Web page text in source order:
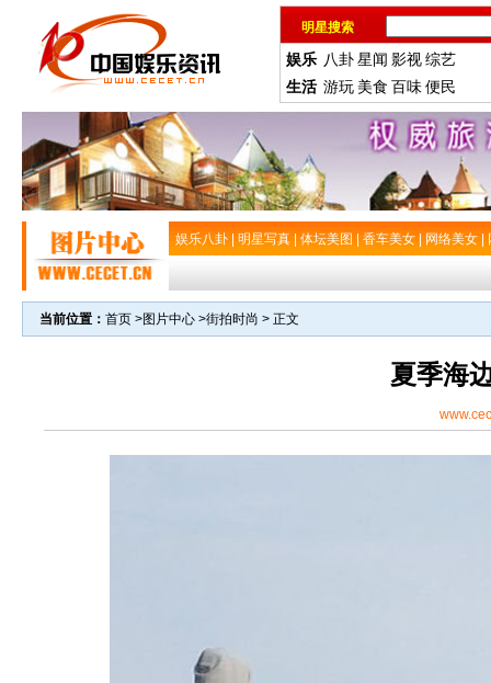
明星搜索
娱乐 八卦星闻 影视综艺
生活 游玩 美食 百味便民
娱乐八卦 明星写真 体坛美图 香车美女 网络美女
当前位置： 首页 >图片中心 >街拍时尚 > 正文
夏季海